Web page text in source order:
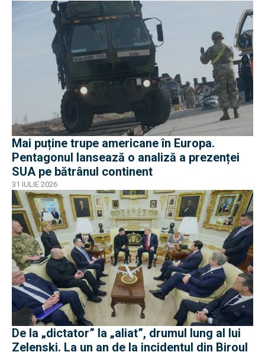
Mai puține trupe americane în Europa.
Pentagonul lansează o analiză a prezenței
SUA pe bătrânul continent
31 IULIE 2026
De la „dictator” la „aliat”, drumul lung al lui
Zelenski. La un an de la incidentul din Biroul